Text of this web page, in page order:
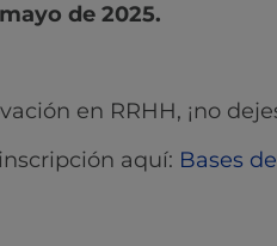
de 2025.
en RRHH, ¡no
aquí: Bases